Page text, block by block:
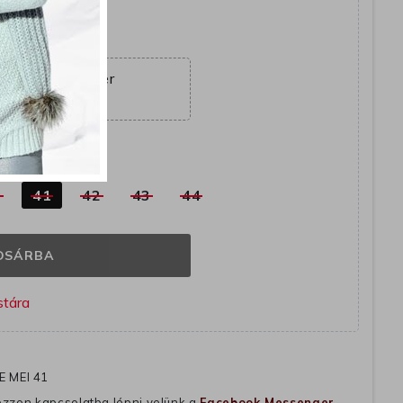
ajánlat véget ér
16:17:41
41 42 43 44
MEI 41